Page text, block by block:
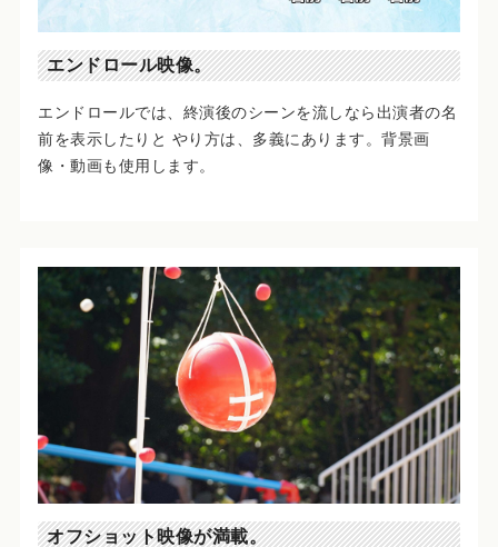
エンドロール映像。
エンドロールでは、終演後のシーンを流しなら出演者の名
前を表示したりと やり方は、多義にあります。背景画
像・動画も使用します。
オフショット映像が満載。